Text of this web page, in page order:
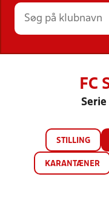
FC
Serie
STILLING
KARANTÆNER